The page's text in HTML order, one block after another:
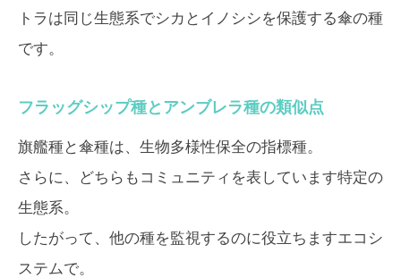
トラは同じ生態系でシカとイノシシを保護する傘の種
です。
フラッグシップ種とアンブレラ種の類似点
旗艦種と傘種は、生物多様性保全の指標種。
さらに、どちらもコミュニティを表しています特定の
生態系。
したがって、他の種を監視するのに役立ちますエコシ
ステムで。